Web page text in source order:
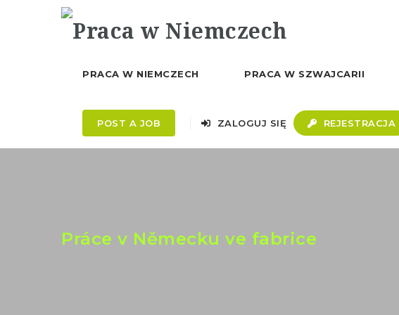
PRACA W NIEMCZECH PRACA W SZWAJCARII
POST A JOB ZALOGUJ SIĘ REJESTRACJA
Práce v Německu ve fabrice